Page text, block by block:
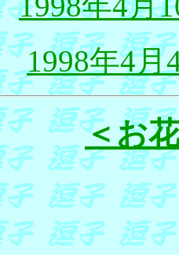
1998年4
＜お